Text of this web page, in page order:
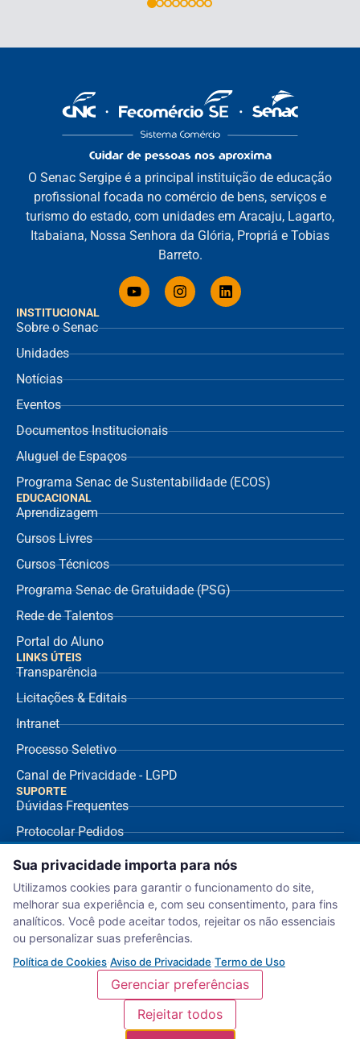
INSTITUCIONAL
Sobre o Senac
Unidades
Notícias
Eventos
Documentos Institucionais
Aluguel de Espaços
Programa Senac de Sustentabilidade (ECOS)
EDUCACIONAL
Aprendizagem
Cursos Livres
Cursos Técnicos
Programa Senac de Gratuidade (PSG)
Rede de Talentos
Portal do Aluno
O Senac Sergipe é a principal instituição de educação
profissional focada no comércio de bens, serviços e
turismo do estado, com unidades em Aracaju, Lagarto,
Itabaiana, Nossa Senhora da Glória, Propriá e Tobias
Barreto.
LINKS ÚTEIS
Transparência
Licitações & Editais
Intranet
Processo Seletivo
Canal de Privacidade - LGPD
SUPORTE
Dúvidas Frequentes
Protocolar Pedidos
Envio de NF Fornecedor
Ouvidoria
Aviso de Privacidade
Termo de Uso
Política de Cookies
Serviço Nacional de Aprendizagem Comercial – Departamento Regional de
Sua privacidade importa para nós
Utilizamos cookies para garantir o funcionamento do site,
melhorar sua experiência e, com seu consentimento, para fins
analíticos. Você pode aceitar todos, rejeitar os não essenciais
ou personalizar suas preferências.
Política de Cookies·Aviso de Privacidade·Termo de Uso
Gerenciar preferências
Rejeitar todos